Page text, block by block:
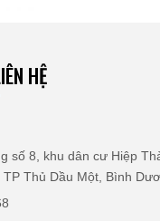
HỆ
số 8, khu dân cư Hiệp
TP Thủ Dầu Một, Bình